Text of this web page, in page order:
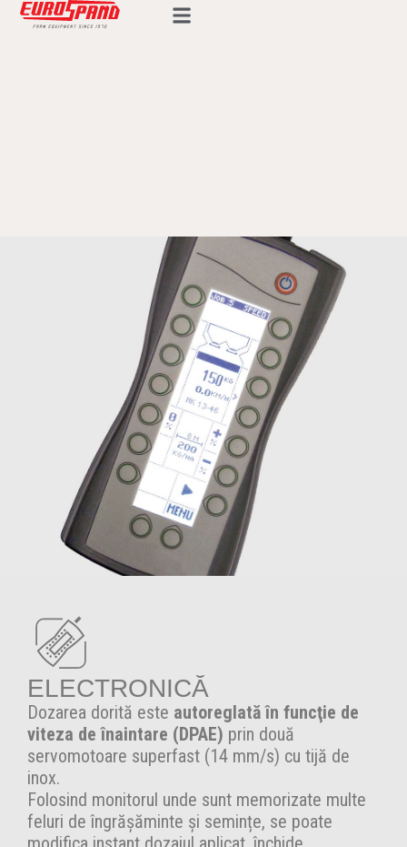
ELECTRONICĂ
Dozarea dorită este autoreglată în funcţie de
viteza de înaintare (DPAE) prin două
servomotoare superfast (14 mm/s) cu tijă de
inox.
Folosind monitorul unde sunt memorizate multe
feluri de îngrășăminte și semințe, se poate